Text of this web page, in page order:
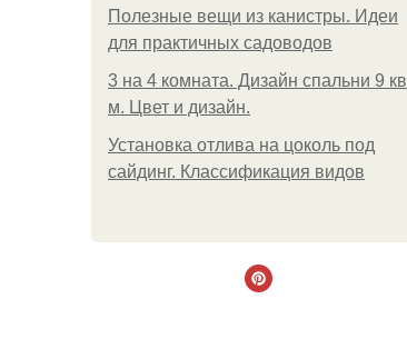
Полезные вещи из канистры. Идеи
для практичных садоводов
3 на 4 комната. Дизайн спальни 9 кв
м. Цвет и дизайн.
Установка отлива на цоколь под
сайдинг. Классификация видов